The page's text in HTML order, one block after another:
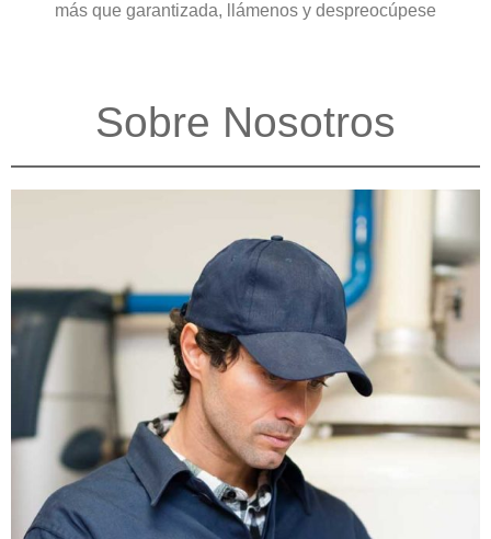
más que garantizada, llámenos y despreocúpese
Sobre Nosotros